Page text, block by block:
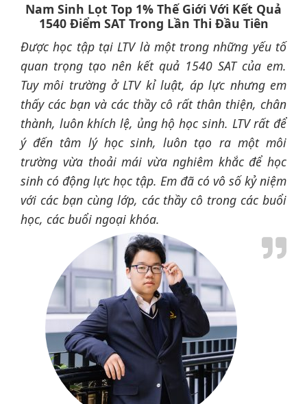
Nam Sinh Lọt Top 1% Thế Giới Với Kết Quả
1540 Điểm SAT Trong Lần Thi Đầu Tiên
Được học tập tại LTV là một trong những yếu tố
quan trọng tạo nên kết quả 1540 SAT của em.
Tuy môi trường ở LTV kỉ luật, áp lực nhưng em
thấy các bạn và các thầy cô rất thân thiện, chân
thành, luôn khích lệ, ủng hộ học sinh. LTV rất để
ý đến tâm lý học sinh, luôn tạo ra một môi
trường vừa thoải mái vừa nghiêm khắc để học
sinh có động lực học tập. Em đã có vô số kỷ niệm
với các bạn cùng lớp, các thầy cô trong các buổi
học, các buổi ngoại khóa.